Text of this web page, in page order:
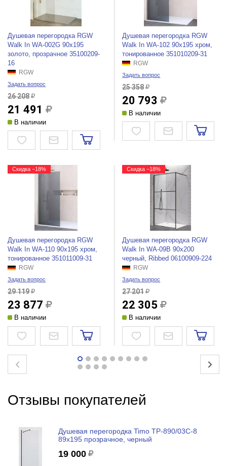
Душевая перегородка RGW
Walk In WA-002G 90x195
золото, прозрачное 35100209-
16
RGW
Задать вопрос
26 208
21 491
В наличии
Душевая перегородка RGW
Walk In WA-102 90x195 хром,
тонированное 351010209-31
RGW
Задать вопрос
25 358
20 793
В наличии
Скидка −18%
Душевая перегородка RGW
Walk In WA-110 90x195 хром,
тонированное 351011009-31
RGW
Задать вопрос
29 119
23 877
В наличии
Скидка −18%
Душевая перегородка RGW
Walk In WA-09B 90x200
черный, Ribbed 06100909-224
RGW
Задать вопрос
27 201
22 305
В наличии
Отзывы покупателей
Душевая перегородка Timo TP-890/03C-8
89x195 прозрачное, черный
19 000